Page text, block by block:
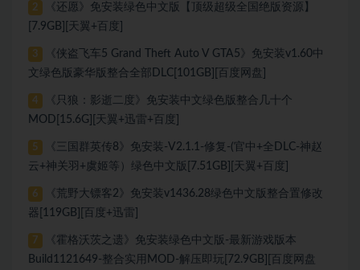
2
《还愿》免安装绿色中文版【顶级超级全国绝版资源】
[7.9GB][天翼+百度]
3
《侠盗飞车5 Grand Theft Auto V GTA5》免安装v1.60中
文绿色版豪华版整合全部DLC[101GB][百度网盘]
4
《只狼：影逝二度》免安装中文绿色版整合几十个
MOD[15.6G][天翼+迅雷+百度]
5
《三国群英传8》免安装-V2.1.1-修复-(官中+全DLC-神赵
云+神关羽+虞姬等）绿色中文版[7.51GB][天翼+百度]
6
《荒野大镖客2》免安装v1436.28绿色中文版整合置修改
器[119GB][百度+迅雷]
7
《霍格沃茨之遗》免安装绿色中文版-最新游戏版本
Build1121649-整合实用MOD-解压即玩[72.9GB][百度网盘